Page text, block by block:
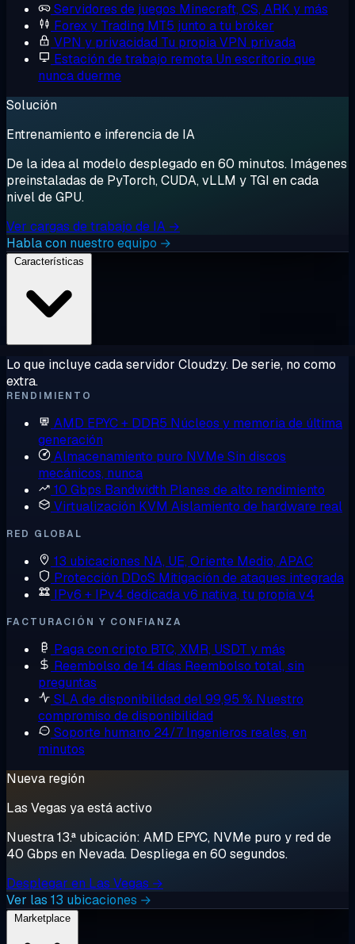
Servidores de juegos Minecraft, CS, ARK y más
Forex y Trading MT5 junto a tu bróker
VPN y privacidad Tu propia VPN privada
Estación de trabajo remota Un escritorio que
nunca duerme
Solución
Entrenamiento e inferencia de IA
De la idea al modelo desplegado en 60 minutos. Imágenes
preinstaladas de PyTorch, CUDA, vLLM y TGI en cada
nivel de GPU.
Ver cargas de trabajo de IA →
Habla con nuestro equipo →
Lo que incluye cada servidor Cloudzy. De serie, no como
extra.
RENDIMIENTO
AMD EPYC + DDR5 Núcleos y memoria de última
generación
Almacenamiento puro NVMeSin discos
mecánicos, nunca
10 Gbps Bandwidth Planes de alto rendimiento
Virtualización KVM Aislamiento de hardware real
RED GLOBAL
13 ubicaciones NA, UE, Oriente Medio, APAC
Protección DDoS Mitigación de ataques integrada
IPv6 + IPv4 dedicadav6 nativa, tu propia v4
FACTURACIÓN Y CONFIANZA
Paga con cripto BTC, XMR, USDT y más
Reembolso de 14 días Reembolso total, sin
preguntas
SLA de disponibilidad del 99,95 % Nuestro
compromiso de disponibilidad
Soporte humano 24/7 Ingenieros reales, en
minutos
Nueva región
Las Vegas ya está activo
Nuestra 13.ª ubicación: AMD EPYC, NVMe puro y red de
40 Gbps en Nevada. Despliega en 60 segundos.
Desplegar en Las Vegas →
Ver las 13 ubicaciones →